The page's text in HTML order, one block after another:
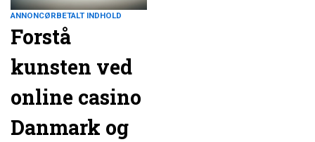
ANNONCØRBETALT INDHOLD
Forstå
kunsten ved
online casino
Danmark og